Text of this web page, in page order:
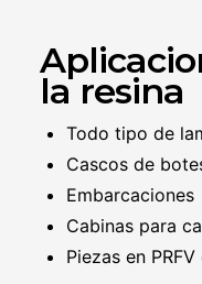
la resina
Todo tipo de
Cascos de
Embarcaciones
Cabinas para
Piezas en